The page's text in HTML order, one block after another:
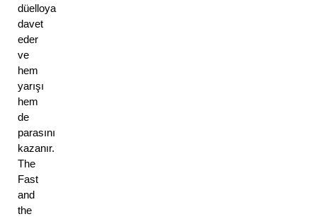
düelloya
davet
eder
ve
hem
yarışı
hem
de
parasını
kazanır.
The
Fast
and
the